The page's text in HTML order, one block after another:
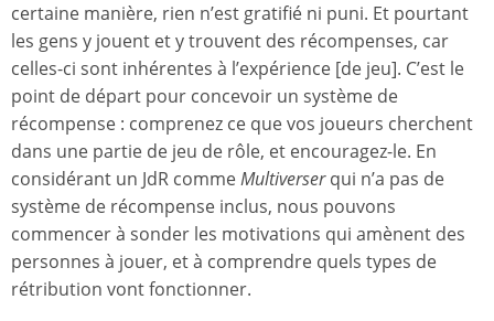
certaine manière, rien n’est gratifié ni puni. Et pourtant
les gens y jouent et y trouvent des récompenses, car
celles-ci sont inhérentes à l’expérience [de jeu]. C’est le
point de départ pour concevoir un système de
récompense : comprenez ce que vos joueurs cherchent
dans une partie de jeu de rôle, et encouragez-le. En
considérant un JdR commeMultiverserqui n’a pas de
système de récompense inclus, nous pouvons
commencer à sonder les motivations qui amènent des
personnes à jouer, et à comprendre quels types de
rétribution vont fonctionner.